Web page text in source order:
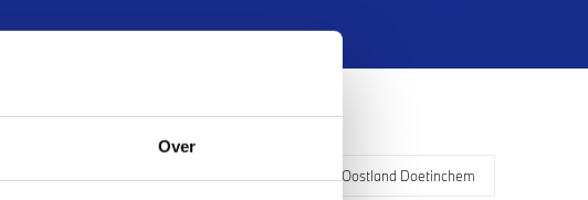
Over
Oostland Doetinchem